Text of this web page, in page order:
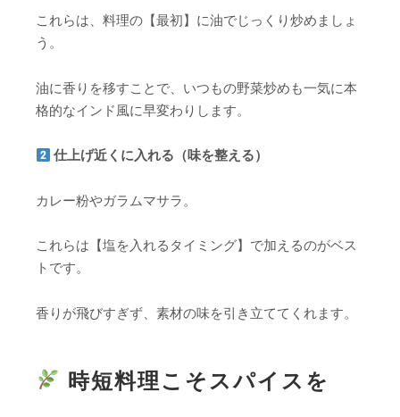
これらは、料理の【最初】に油でじっくり炒めましょ
う。
油に香りを移すことで、いつもの野菜炒めも一気に本
格的なインド風に早変わりします。
仕上げ近くに入れる（味を整える）
カレー粉やガラムマサラ。
これらは【塩を入れるタイミング】で加えるのがベス
トです。
香りが飛びすぎず、素材の味を引き立ててくれます。
時短料理こそスパイスを